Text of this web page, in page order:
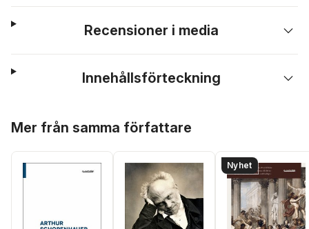
Recensioner i media
Innehållsförteckning
Mer från samma författare
Nyhet